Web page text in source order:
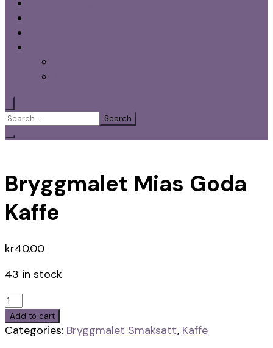
Search
for:
Bryggmalet Mias Goda
Kaffe
kr40.00
43 in stock
Bryggmalet
Mias
Goda
Add to cart
Categories: Bryggmalet Smaksatt, Kaffe